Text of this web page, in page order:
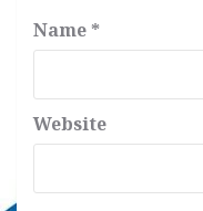
Name *
Website